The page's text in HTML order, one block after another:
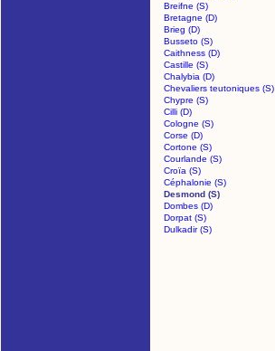
Breifne (S)
Bretagne (D)
Brieg (D)
Busseto (S)
Caithness (D)
Castille (S)
Chalybia (D)
Chevaliers teutoniques (S)
Chypre (S)
Cilli (D)
Cologne (S)
Corse (D)
Cortone (S)
Courlande (S)
Croïa (S)
Céphalonie (S)
Desmond (S)
Dombes (D)
Dorpat (S)
Dulkadir (S)